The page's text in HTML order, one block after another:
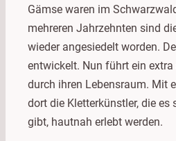
Gämse waren im
mehreren Jahrzehnten sind
wieder angesiedelt worden.
entwickelt. Nun führt ein
durch ihren Lebensraum. Mit
dort die Kletterkünstler, die es
gibt, hautnah erlebt werden.